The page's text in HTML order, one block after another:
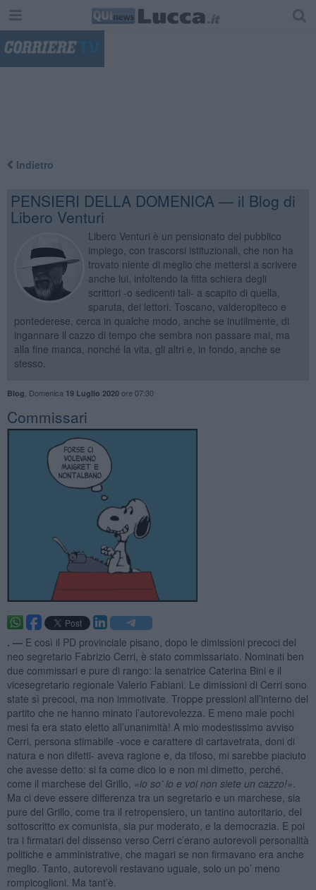
Indietro
PENSIERI DELLA DOMENICA — il Blog di
Libero Venturi
Libero Venturi è un pensionato del pubblico
impiego, con trascorsi istituzionali, che non ha
trovato niente di meglio che mettersi a scrivere
anche lui, infoltendo la fitta schiera degli
scrittori -o sedicenti tali- a scapito di quella,
sparuta, dei lettori. Toscano, valderopiteco e
pontederese, cerca in qualche modo, anche se inutilmente, di
ingannare il cazzo di tempo che sembra non passare mai, ma
alla fine manca, nonché la vita, gli altri e, in fondo, anche se
stesso.
Blog Domenica 19 Luglio 2020ore 07:30
Commissari
. — E così il PD provinciale pisano, dopo le dimissioni precoci del
neo segretario Fabrizio Cerri, è stato commissariato. Nominati ben
due commissari e pure di rango: la senatrice Caterina Bini e il
vicesegretario regionale Valerio Fabiani. Le dimissioni di Cerri sono
state sì precoci, ma non immotivate. Troppe pressioni all’interno del
partito che ne hanno minato l’autorevolezza. E meno male pochi
mesi fa era stato eletto all’unanimità! A mio modestissimo avviso
Cerri, persona stimabile -voce e carattere di cartavetrata, doni di
natura e non difetti- aveva ragione e, da tifoso, mi sarebbe piaciuto
che avesse detto: si fa come dico io e non mi dimetto, perché,
come il marchese del Grillo, «io so’ io e voi non siete un cazzo!»
Ma ci deve essere differenza tra un segretario e un marchese, sia
pure del Grillo, come tra il retropensiero, un tantino autoritario, del
sottoscritto ex comunista, sia pur moderato, e la democrazia. E poi
tra i firmatari del dissenso verso Cerri c’erano autorevoli personalità
politiche e amministrative, che magari se non firmavano era anche
meglio. Tanto, autorevoli restavano uguale, solo un po’ meno
rompicoglioni. Ma tant’è.